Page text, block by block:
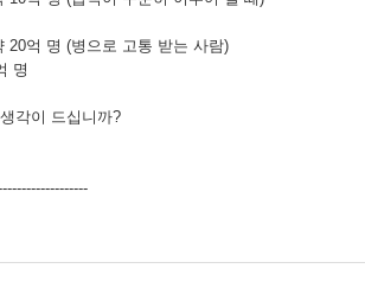
20억 명 (병으로 고통 받는 사람)
명
각이 드십니까?